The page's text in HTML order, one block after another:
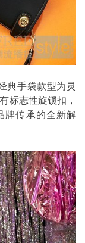
典手袋款型为灵
标志性旋锁扣，
牌传承的全新解